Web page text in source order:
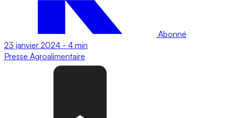
Abonné
23 janvier 2024 - 4 min
Presse Agroalimentaire